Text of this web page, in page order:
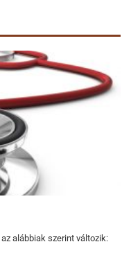
alábbiak szerint változik: